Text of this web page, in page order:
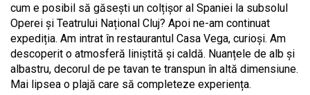
cum e posibil să găsești un colțișor al Spaniei la subsolul
Operei și Teatrului Național Cluj? Apoi ne-am continuat
expediția. Am intrat în restaurantul Casa Vega, curioși. Am
descoperit o atmosferă liniștită și caldă. Nuanțele de alb și
albastru, decorul de pe tavan te transpun în altă dimensiune.
Mai lipsea o plajă care să completeze experiența.